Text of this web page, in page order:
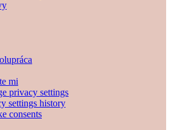
mi
privacy settings
settings history
consents